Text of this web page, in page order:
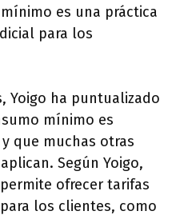
es una práctica
para los
Yoigo ha puntualizado
mínimo es
que muchas otras
Según Yoigo,
ofrecer tarifas
los clientes, como